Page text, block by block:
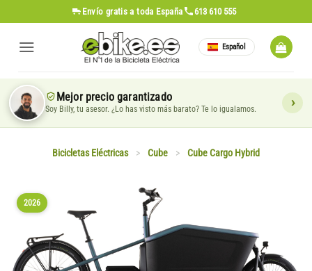
al
contenido
Envío gratis a toda España 613 610 555
Español
Mejor precio garantizado
Soy Billy, tu asesor. ¿Lo has visto más barato? Te lo igualamos.
Bicicletas Eléctricas > Cube > Cube Cargo Hybrid
2026